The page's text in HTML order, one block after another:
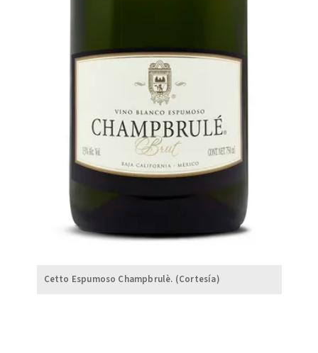
Cetto Espumoso Champbrulè. (Cortesía)